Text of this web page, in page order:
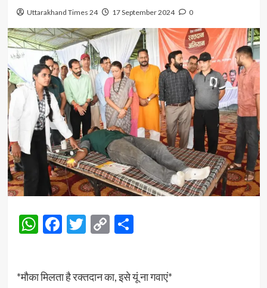
Uttarakhand Times 24 17 September 2024 0
WhatsApp
Facebook
Twitter
CopyShare
*मौका मिलता है रक्तदान का, इसे यूं ना गवाएं*